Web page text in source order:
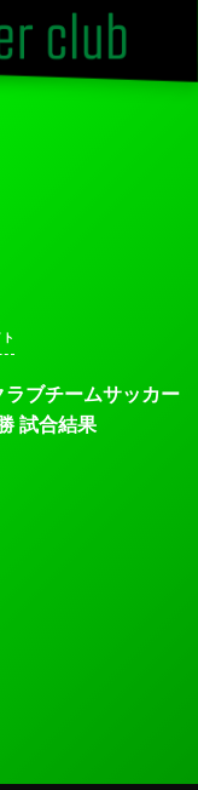
ラブチームサッカー
試合結果